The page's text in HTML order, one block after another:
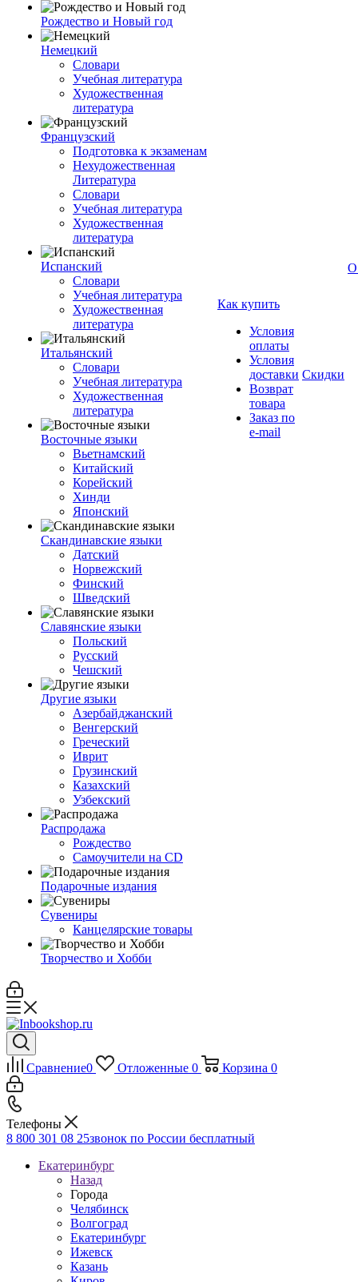
Рождество и Новый год
Немецкий
Словари
Учебная литература
Художественная
литература
Французский
Подготовка к экзаменам
Нехудожественная
Литература
Словари
Учебная литература
Художественная
литература
Испанский
Словари
Учебная литература
Художественная
литература
Итальянский
Словари
Учебная литература
Художественная
литература
Восточные языки
Вьетнамский
Китайский
Корейский
Хинди
Японский
Скандинавские языки
Датский
Норвежский
Финский
Шведский
Славянские языки
Польский
Русский
Чешский
Другие языки
Азербайджанский
Венгерский
Греческий
Иврит
Грузинский
Казахский
Узбекский
Распродажа
Рождество
Самоучители на CD
Подарочные издания
Сувениры
Канцелярские товары
Творчество и Хобби
Как купить
Условия
оплаты
Условия
доставки
Возврат
товара
Заказ по
e-mail
Скидки
О
Сравнение0 Отложенные 0 Корзина 0
Телефоны
8 800 301 08 25звонок по России бесплатный
Екатеринбург
Назад
Города
Челябинск
Волгоград
Екатеринбург
Ижевск
Казань